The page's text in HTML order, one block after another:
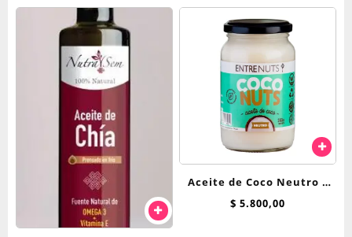
Aceite de Coco Neutro –
Entrenuts 200 gr
$ 5.800,00